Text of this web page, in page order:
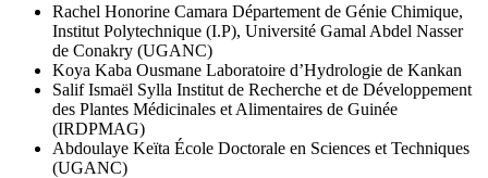
Rachel Honorine Camara Département de Génie Chimique,
Institut Polytechnique (I.P), Université Gamal Abdel Nasser
de Conakry (UGANC)
Koya Kaba Ousmane Laboratoire d’Hydrologie de Kankan
Salif Ismaël Sylla Institut de Recherche et de Développement
des Plantes Médicinales et Alimentaires de Guinée
(IRDPMAG)
Abdoulaye Keïta École Doctorale en Sciences et Techniques
(UGANC)